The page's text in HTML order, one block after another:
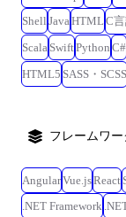
Shell JavaHTML C
Scala SwiftPython C#
HTML5 SASS・SCSS
フレームワ
AngularVue.jsReact
.NET Framework